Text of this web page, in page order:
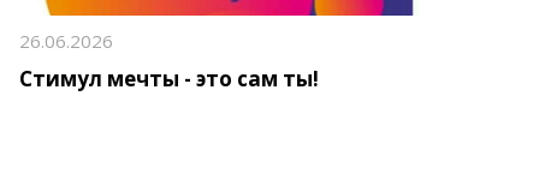
26.06.2026
Стимул мечты - это сам ты!